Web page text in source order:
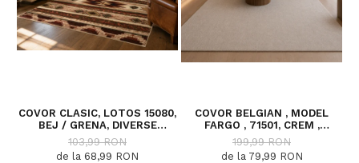
COVOR CLASIC, LOTOS 15080,
BEJ / GRENA, DIVERSE
DIMENSIUNI
103,99 RON
de la 68,99 RON
COVOR BELGIAN , MODEL
FARGO , 71501, CREM ,
DIVERSE DIMENSIUNI
199,99 RON
de la 79,99 RON